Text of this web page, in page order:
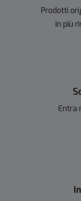
Prodotti
in più
Entra